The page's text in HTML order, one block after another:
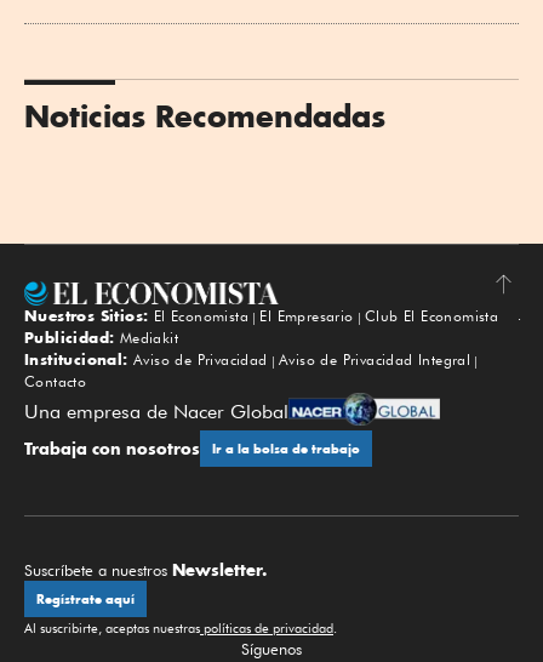
Noticias Recomendadas
Subir
Nuestros Sitios: El Economista El Empresario
Club El Economista
Publicidad: Mediakit
Institucional: Aviso de Privacidad
Aviso de Privacidad Integral
Contacto
Una empresa de Nacer Global
Trabaja con nosotros Ir a la bolsa de trabajo
Suscríbete a nuestros Newsletter.
Regístrate aquí
Al suscribirte, aceptas nuestras políticas de privacidad.
Síguenos